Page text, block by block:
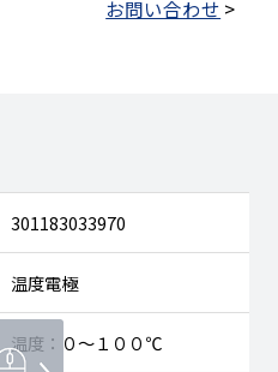
お問い合わせ >
301183033970
温度電極
温度：０～１００℃